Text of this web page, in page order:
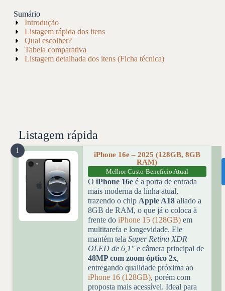
Sumário
Introdução
Listagem rápida dos itens
Qual escolher?
Tabela comparativa
Listagem detalhada dos itens (Ficha técnica)
Listagem rápida
1
iPhone 16e – 2025 (128GB, 8GB
RAM)
Melhor Custo-Benefício Atual
O iPhone 16eé a porta de entrada
mais moderna da linha atual,
trazendo o chip Apple A18aliado a
8GB de RAM, o que já o coloca à
frente do iPhone 15 (128GB)em
multitarefa e longevidade. Ele
mantém tela Super Retina XDR
OLED de 6,1″e câmera principal de
48MP com zoom óptico 2x,
entregando qualidade próxima ao
iPhone 16 (128GB), porém com
proposta mais acessível. Ideal para